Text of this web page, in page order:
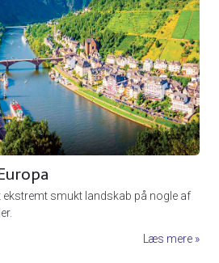
ekstremt smukt landskab på nogle af
Læs mere